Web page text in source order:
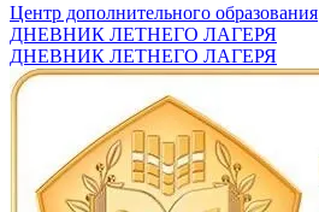
Центр дополнительного образования
Навигация
по
записям
ДНЕВНИК ЛЕТНЕГО ЛАГЕРЯ
ДНЕВНИК ЛЕТНЕГО ЛАГЕРЯ